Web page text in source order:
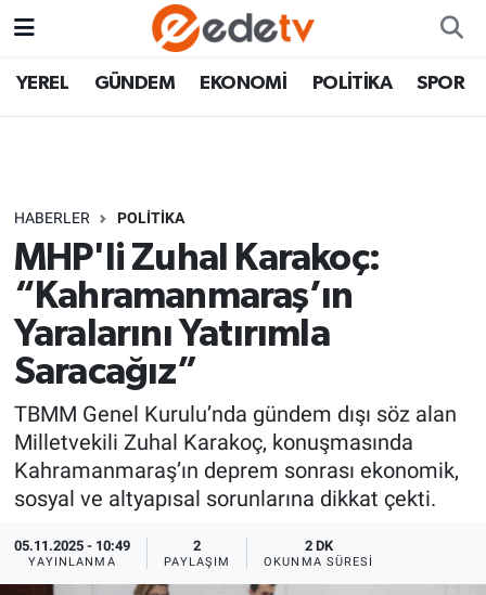
YEREL GÜNDEM EKONOMİ POLİTİKA SPOR
HABERLER POLİTİKA
MHP'li Zuhal Karakoç:
“Kahramanmaraş’ın
Yaralarını Yatırımla
Saracağız”
TBMM Genel Kurulu’nda gündem dışı söz alan
Milletvekili Zuhal Karakoç, konuşmasında
Kahramanmaraş’ın deprem sonrası ekonomik,
sosyal ve altyapısal sorunlarına dikkat çekti.
05.11.2025 - 10:49
YAYINLANMA
2
PAYLAŞIM
2 DK
OKUNMA SÜRESI